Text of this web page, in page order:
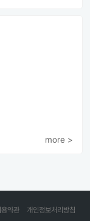
more >
개인정보처리방침
용약관